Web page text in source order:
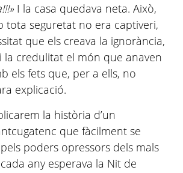
I la casa quedava neta. Això,
tota seguretat no era captiveri,
que els creava la ignorància,
la credulitat el món que anaven
els fets que, per a ells, no
explicació.
la història d’un
que fàcilment se
poders opressors dels mals
any esperava la Nit de